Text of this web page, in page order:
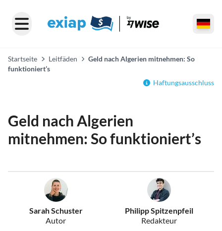
Startseite Leitfäden
Geld nach Algerien mitnehmen: So
funktioniert’s
Haftungsausschluss
Geld nach Algerien
mitnehmen: So funktioniert’s
Sarah Schuster
Autor
Philipp Spitzenpfeil
Redakteur